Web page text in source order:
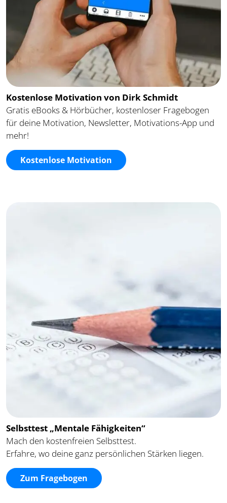
Kostenlose Motivation von Dirk Schmidt
Gratis eBooks & Hörbücher, kostenloser Fragebogen
für deine Motivation, Newsletter, Motivations-App und
mehr!
Kostenlose Motivation
Selbsttest „Mentale Fähigkeiten“
Mach den kostenfreien Selbsttest.
Erfahre, wo deine ganz persönlichen Stärken liegen.
Zum Fragebogen